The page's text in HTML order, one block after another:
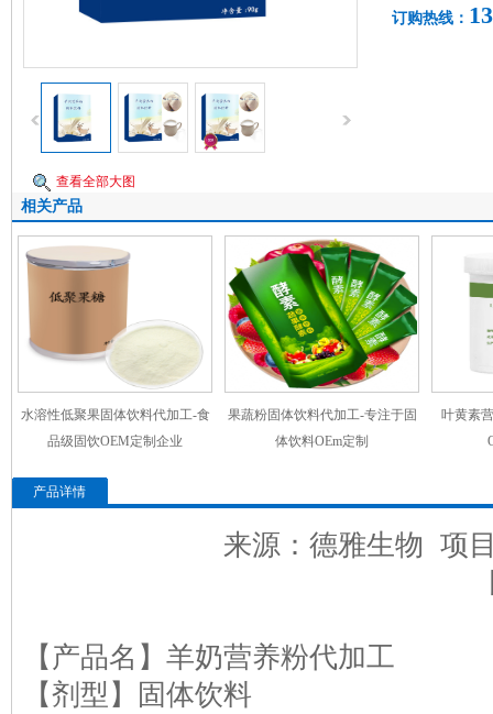
查看全部大图
订购热线：
相关产品
水溶性低聚果固体饮料代加工-食
品级固饮OEM定制企业
果蔬粉固体饮料代加工-专注于固
体饮料OEm定制
叶黄素
产品详情
来源：德雅生物 项
【产品名】羊奶营养粉代加工
【剂型】固体饮料